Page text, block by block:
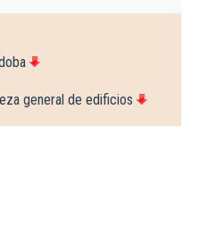
general de edificios